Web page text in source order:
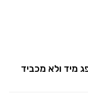
מיד ולא מכביד